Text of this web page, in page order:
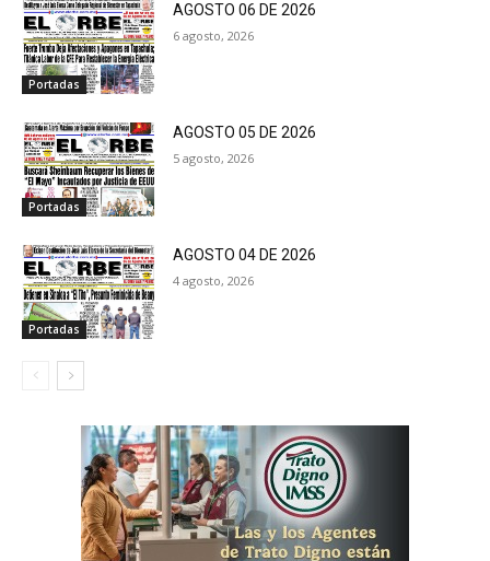
Portadas
AGOSTO 06 DE 2026
6 agosto, 2026
Portadas
AGOSTO 05 DE 2026
5 agosto, 2026
Portadas
AGOSTO 04 DE 2026
4 agosto, 2026